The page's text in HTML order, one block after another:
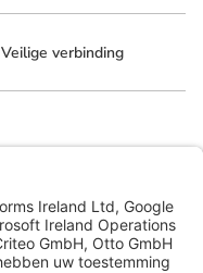
Veilige verbinding